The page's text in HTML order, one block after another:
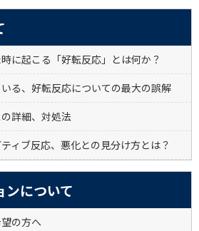
に起こる「好転反応」とは何か？
る、好転反応についての最大の誤解
詳細、対処法
ィブ反応、悪化との見分け方とは？
ンについて
の方へ